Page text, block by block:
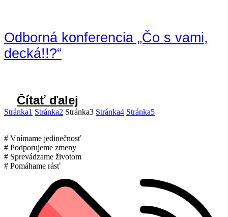
Odborná konferencia „Čo s vami,
decká!!?“
Čítať ďalej
Stránka1 Stránka2 Stránka3 Stránka4 Stránka5
# Vnímame jedinečnosť
# Podporujeme zmeny
# Sprevádzame životom
# Pomáhame rásť